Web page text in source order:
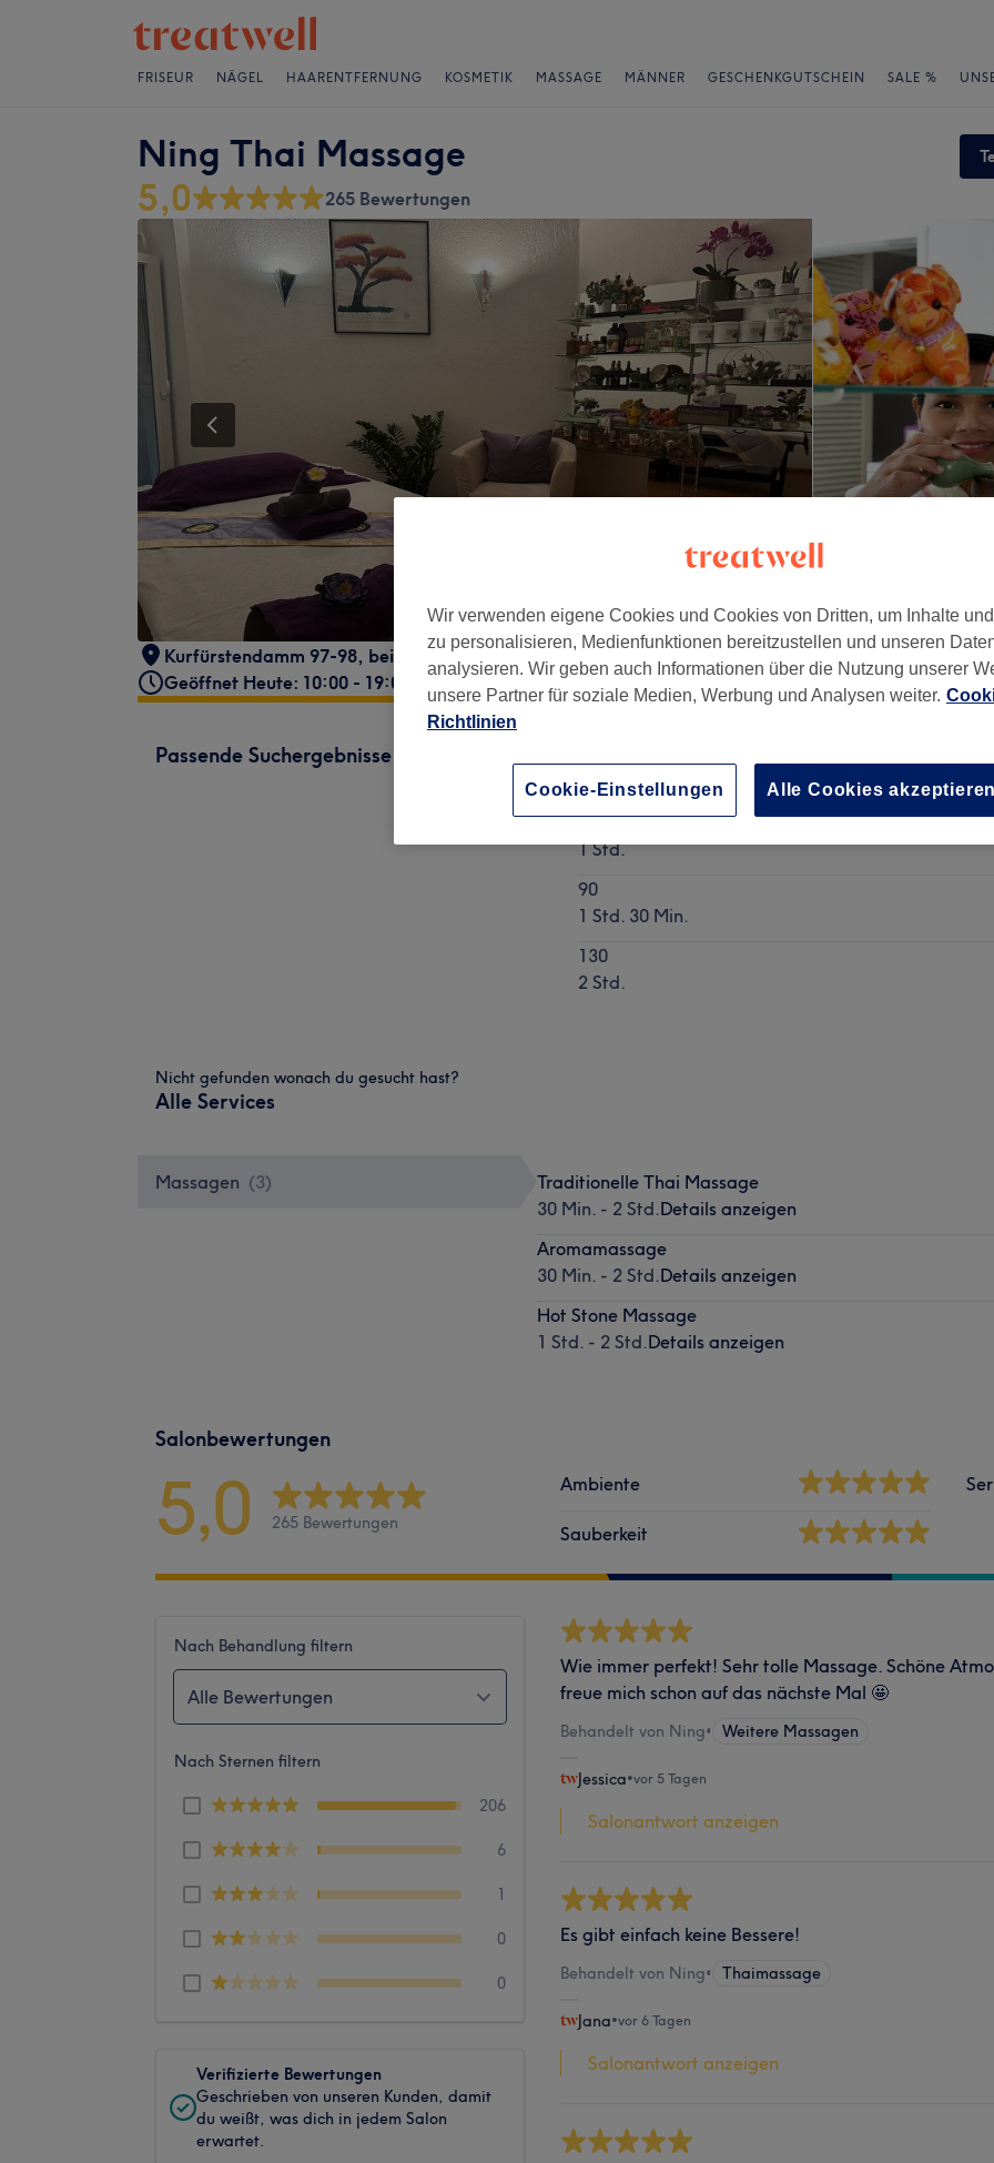
FRISEUR NÄGEL HAARENTFERNUNG KOSMETIK MASSAGE MÄNNER GESCHENKGUTSCHEIN SALE %
Ning Thai Massage
5,0 265 Bewertungen
Kurfürstendamm 97-98, bei Les Mona, Berlin, Kudamm, 10709
Geöffnet Heute: 10:00 - 19:00
Passende Suchergebnisse
Details anzeigen
60 Minuten
1 Std.
90
1 Std. 30 Min.
130
2 Std.
Nicht gefunden wonach du gesucht hast?
Alle Services
Massagen (3)
Traditionelle Thai Massage
30 Min. - 2 Std.Details anzeigen
Aromamassage
30 Min. - 2 Std.Details anzeigen
Hot Stone Massage
1 Std. - 2 Std.Details anzeigen
Salonbewertungen
5,0 265 Bewertungen
Ambiente
Sauberkeit
Nach Behandlung filtern
Alle Bewertungen
Nach Sternen filtern
206
6
1
0
0
Verifizierte Bewertungen
Geschrieben von unseren Kunden, damit
du weißt, was dich in jedem Salon
erwartet.
Wie immer perfekt! Sehr tolle Massage. Schöne
freue mich schon auf das nächste Mal 🤩
Behandelt von Ning• Weitere Massagen
Jessica•vor 5 Tagen
Salonantwort anzeigen
Es gibt einfach keine Bessere!
Behandelt von Ning• Thaimassage
Jana•vor 6 Tagen
Salonantwort anzeigen
Wir verwenden eigene Cookies und Cookies von Dritten, um Inhalte
zu personalisieren, Medienfunktionen bereitzustellen und unseren
analysieren. Wir geben auch Informationen über die Nutzung unserer
unsere Partner für soziale Medien, Werbung und Analysen weiter.
Richtlinien
Cookie-Einstellungen Alle Cookies akzeptieren